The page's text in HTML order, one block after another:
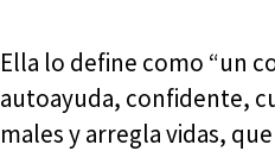
Ella lo define como “un
autoayuda, confidente,
males y arregla vidas,